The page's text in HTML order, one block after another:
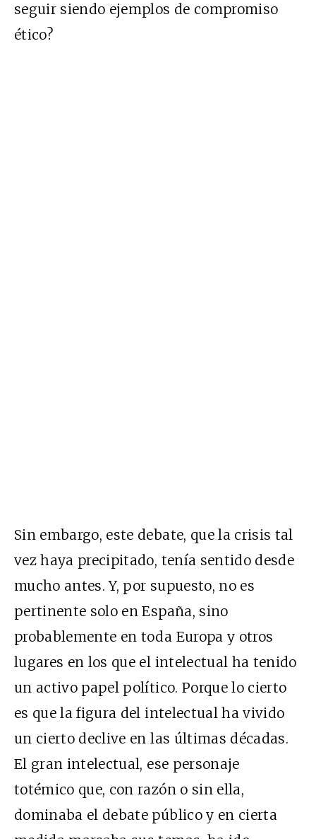
seguir siendo ejemplos de compromiso
ético?
Sin embargo, este debate, que la crisis tal
vez haya precipitado, tenía sentido desde
mucho antes. Y, por supuesto, no es
pertinente solo en España, sino
probablemente en toda Europa y otros
lugares en los que el intelectual ha tenido
un activo papel político. Porque lo cierto
es que la figura del intelectual ha vivido
un cierto declive en las últimas décadas.
El gran intelectual, ese personaje
totémico que, con razón o sin ella,
dominaba el debate público y en cierta